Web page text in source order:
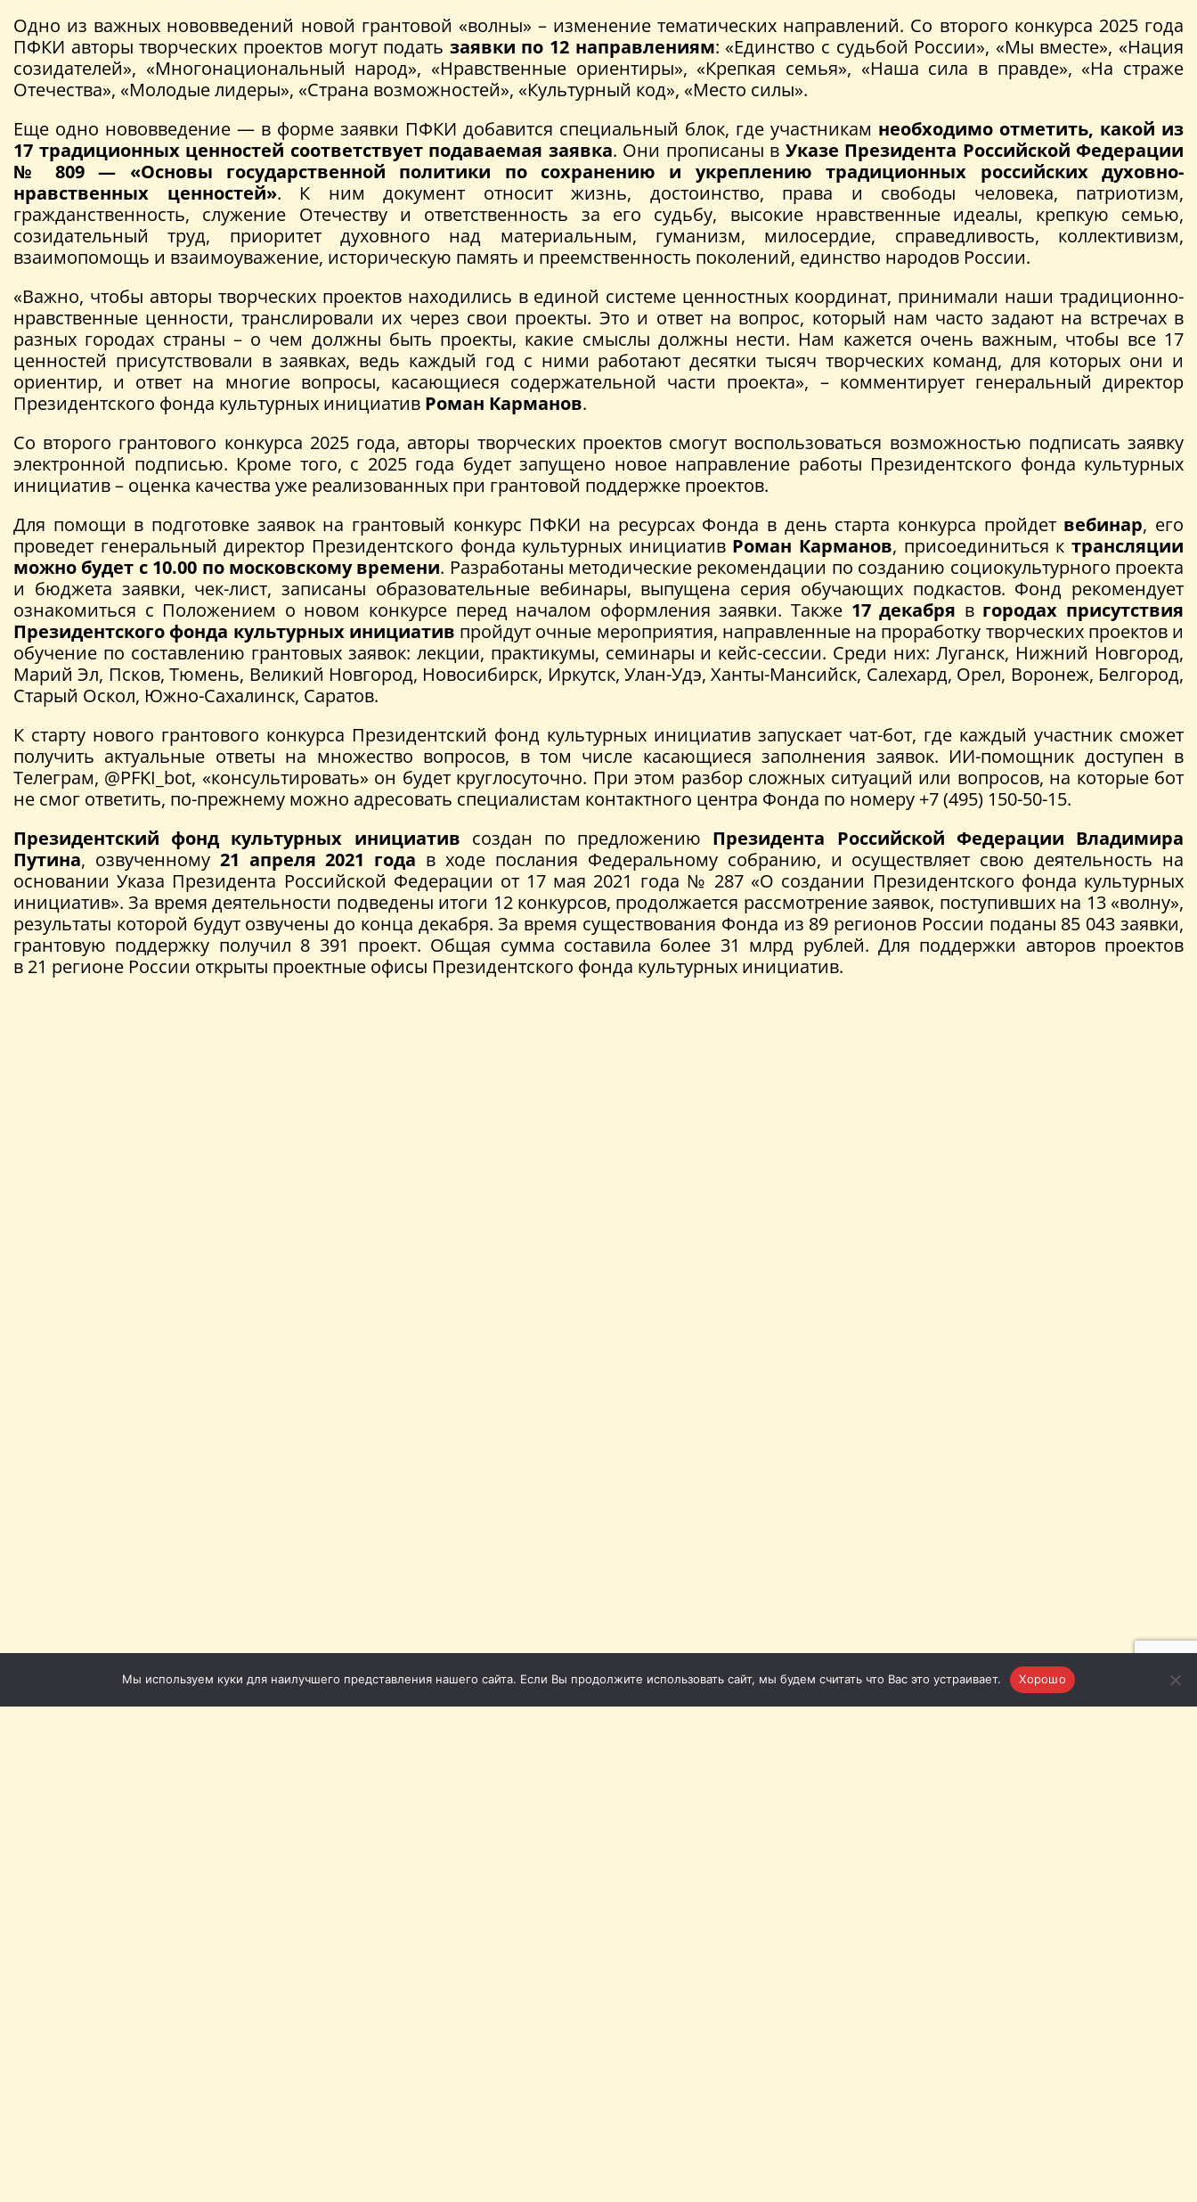
Одно из важных нововведений новой грантовой «волны» – изменение тематических направлений. Со второго конкурса 2025 года
ПФКИ авторы творческих проектов могут подать заявки по 12 направлениям: «Единство с судьбой России», «Мы вместе», «Нация
созидателей», «Многонациональный народ», «Нравственные ориентиры», «Крепкая семья», «Наша сила в правде», «На страже
Отечества», «Молодые лидеры», «Страна возможностей», «Культурный код», «Место силы».
Еще одно нововведение — в форме заявки ПФКИ добавится специальный блок, где участникам необходимо отметить, какой из
17 традиционных ценностей соответствует подаваемая заявка. Они прописаны в Указе Президента Российской Федерации
№ 809 — «Основы государственной политики по сохранению и укреплению традиционных российских духовно-
нравственных ценностей». К ним документ относит жизнь, достоинство, права и свободы человека, патриотизм,
гражданственность, служение Отечеству и ответственность за его судьбу, высокие нравственные идеалы, крепкую семью,
созидательный труд, приоритет духовного над материальным, гуманизм, милосердие, справедливость, коллективизм,
взаимопомощь и взаимоуважение, историческую память и преемственность поколений, единство народов России.
«Важно, чтобы авторы творческих проектов находились в единой системе ценностных координат, принимали наши традиционно-
нравственные ценности, транслировали их через свои проекты. Это и ответ на вопрос, который нам часто задают на встречах в
разных городах страны – о чем должны быть проекты, какие смыслы должны нести. Нам кажется очень важным, чтобы все 17
ценностей присутствовали в заявках, ведь каждый год с ними работают десятки тысяч творческих команд, для которых они и
ориентир, и ответ на многие вопросы, касающиеся содержательной части проекта», – комментирует генеральный директор
Президентского фонда культурных инициатив Роман Карманов.
Со второго грантового конкурса 2025 года, авторы творческих проектов смогут воспользоваться возможностью подписать заявку
электронной подписью. Кроме того, с 2025 года будет запущено новое направление работы Президентского фонда культурных
инициатив – оценка качества уже реализованных при грантовой поддержке проектов.
Для помощи в подготовке заявок на грантовый конкурс ПФКИ на ресурсах Фонда в день старта конкурса пройдет вебинар, его
проведет генеральный директор Президентского фонда культурных инициатив Роман Карманов, присоединиться ктрансляции
можно будет с 10.00 по московскому времени. Разработаны методические рекомендации по созданию социокультурного проекта
и бюджета заявки, чек-лист, записаны образовательные вебинары, выпущена серия обучающих подкастов. Фонд рекомендует
ознакомиться с Положением о новом конкурсе перед началом оформления заявки. Также 17 декабря в городах присутствия
Президентского фонда культурных инициатив пройдут очные мероприятия, направленные на проработку творческих проектов и
обучение по составлению грантовых заявок: лекции, практикумы, семинары и кейс-сессии. Среди них: Луганск, Нижний Новгород,
Марий Эл, Псков, Тюмень, Великий Новгород, Новосибирск, Иркутск, Улан-Удэ, Ханты-Мансийск, Салехард, Орел, Воронеж, Белгород,
Старый Оскол, Южно-Сахалинск, Саратов.
К старту нового грантового конкурса Президентский фонд культурных инициатив запускает чат-бот, где каждый участник сможет
получить актуальные ответы на множество вопросов, в том числе касающиеся заполнения заявок. ИИ-помощник доступен в
Телеграм, @PFKI_bot, «консультировать» он будет круглосуточно. При этом разбор сложных ситуаций или вопросов, на которые бот
не смог ответить, по-прежнему можно адресовать специалистам контактного центра Фонда по номеру +7 (495) 150-50-15.
Президентский фонд культурных инициатив создан по предложению Президента Российской Федерации Владимира
Путина, озвученному 21 апреля 2021 года в ходе послания Федеральному собранию, и осуществляет свою деятельность на
основании Указа Президента Российской Федерации от 17 мая 2021 года № 287 «О создании Президентского фонда культурных
инициатив». За время деятельности подведены итоги 12 конкурсов, продолжается рассмотрение заявок, поступивших на 13 «волну»,
результаты которой будут озвучены до конца декабря. За время существования Фонда из 89 регионов России поданы 85 043 заявки,
грантовую поддержку получил 8 391 проект. Общая сумма составила более 31 млрд рублей. Для поддержки авторов проектов
в 21 регионе России открыты проектные офисы Президентского фонда культурных инициатив.
Мы используем куки для наилучшего представления нашего сайта. Если Вы продолжите использовать сайт, мы будем считать что Вас это устраивает. Хорошо